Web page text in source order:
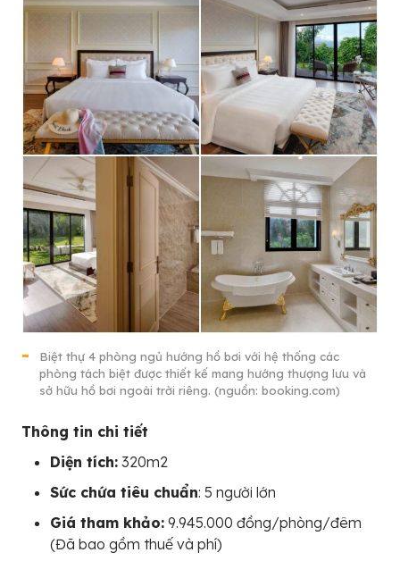
Biệt thự 4 phòng ngủ hướng hồ bơi với hệ thống các
phòng tách biệt được thiết kế mang hướng thượng lưu và
sở hữu hồ bơi ngoài trời riêng. (nguồn: booking.com)
Thông tin chi tiết
Diện tích: 320m2
Sức chứa tiêu chuẩn: 5 người lớn
Giá tham khảo: 9.945.000 đồng/phòng/đêm
(Đã bao gồm thuế và phí)